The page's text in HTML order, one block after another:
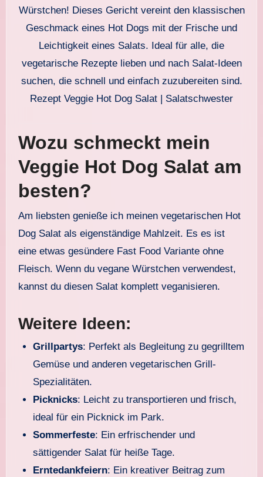
Rezept Veggie Hot Dog Salat | Salatschwester
Wozu schmeckt mein
Veggie Hot Dog Salat am
besten?
Am liebsten genieße ich meinen vegetarischen Hot
Dog Salat als eigenständige Mahlzeit. Es es ist
eine etwas gesündere Fast Food Variante ohne
Fleisch. Wenn du vegane Würstchen verwendest,
kannst du diesen Salat komplett veganisieren.
Weitere Ideen:
Grillpartys: Perfekt als Begleitung zu gegrilltem
Gemüse und anderen vegetarischen Grill-
Spezialitäten.
Picknicks: Leicht zu transportieren und frisch,
ideal für ein Picknick im Park.
Sommerfeste: Ein erfrischender und
sättigender Salat für heiße Tage.
Erntedankfeiern: Ein kreativer Beitrag zum